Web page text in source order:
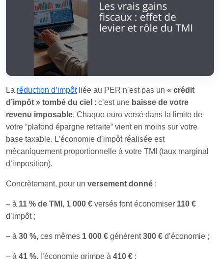
La réduction d’impôtliée au PER n’est pas un « crédit
d’impôt » tombé du ciel : c’est une baisse de votre
revenu imposable. Chaque euro versé dans la limite de
votre “plafond épargne retraite” vient en moins sur votre
base taxable. L’économie d’impôt réalisée est
mécaniquement proportionnelle à votre TMI (taux marginal
d’imposition).
Concrètement, pour un versement donné :
– à 11 % de TMI , 1 000 € versés font économiser 110 €
d’impôt ;
– à 30 %, ces mêmes 1 000 € génèrent300 € d’économie ;
– à 41 %, l’économie grimpe à 410 € ;